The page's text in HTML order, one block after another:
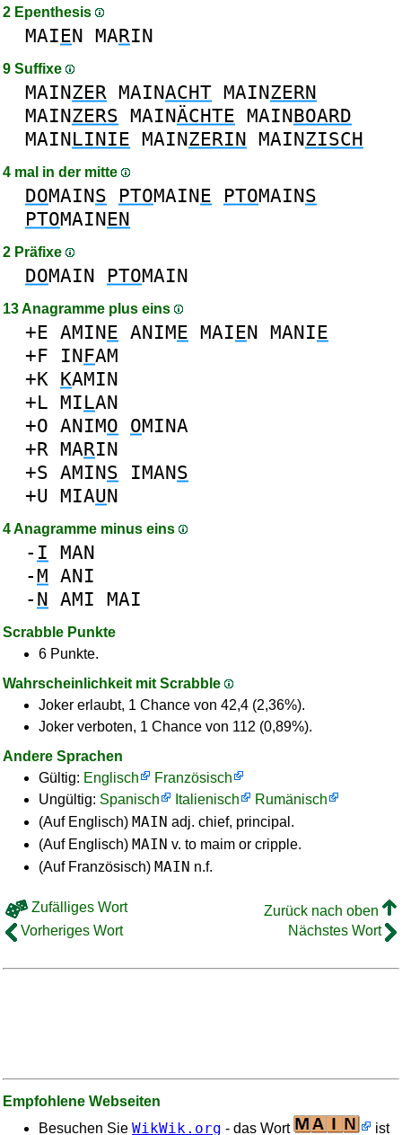
2 Epenthesis
MAIEN MARIN
9 Suffixe
MAINZER MAINACHT MAINZERN
MAINZERS MAINÄCHTE MAINBOARD
MAINLINIE MAINZERIN MAINZISCH
4 mal in der mitte
DOMAINS PTOMAINE PTOMAINS
PTOMAINEN
2 Präfixe
DOMAIN PTOMAIN
13 Anagramme plus eins
+E AMINE ANIME MAIEN MANIE
+F INFAM
+K KAMIN
+L MILAN
+O ANIMO OMINA
+R MARIN
+S AMINS IMANS
+U MIAUN
4 Anagramme minus eins
- I MAN
-M ANI
- N AMI MAI
Scrabble Punkte
6 Punkte.
Wahrscheinlichkeit mit Scrabble
Joker erlaubt, 1 Chance von 42,4 (2,36%).
Joker verboten, 1 Chance von 112 (0,89%).
Andere Sprachen
Gültig: Englisch
Französisch
Ungültig: Spanisch Italienisch
Rumänisch
(Auf Englisch) MAIN adj. chief, principal.
(Auf Englisch) MAIN v. to maim or cripple.
(Auf Französisch) MAIN n.f.
Zufälliges Wort
Zurück nach oben
Vorheriges Wort
Nächstes Wort
Empfohlene Webseiten
Besuchen Sie WikWik.org - das Wort ist